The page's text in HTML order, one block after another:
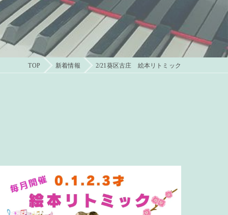
TOP 新着情報 2/21葵区古庄 絵本リトミック